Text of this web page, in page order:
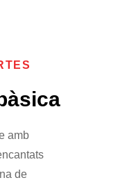
amb
de